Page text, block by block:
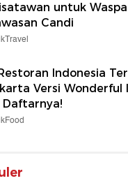
untuk
Candi
Indonesia
Versi Wonderful
Daftarnya!